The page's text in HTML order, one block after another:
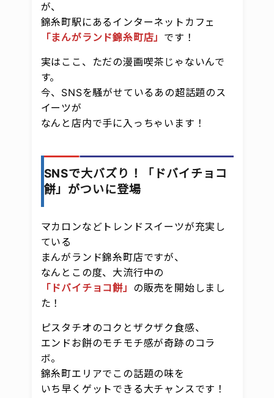
が、
錦糸町駅にあるインターネットカフェ
「まんがランド錦糸町店」 です！
実はここ、ただの漫画喫茶じゃないんで
す。
今、SNSを騒がせているあの超話題のス
イーツが
なんと店内で手に入っちゃいます！
SNSで大バズり！「ドバイチョコ
餅」がついに登場
マカロンなどトレンドスイーツが充実し
ている
まんがランド錦糸町店ですが、
なんとこの度、大流行中の
「ドバイチョコ餅」 の販売を開始しまし
た！
ピスタチオのコクとザクザク食感、
エンドお餅のモチモチ感が奇跡のコラ
ボ。
錦糸町エリアでこの話題の味を
いち早くゲットできる大チャンスです！